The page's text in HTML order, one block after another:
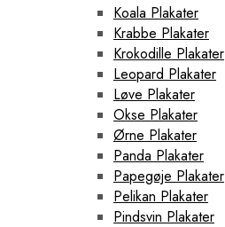
Koala Plakater
Krabbe Plakater
Krokodille Plakater
Leopard Plakater
Løve Plakater
Okse Plakater
Ørne Plakater
Panda Plakater
Papegøje Plakater
Pelikan Plakater
Pindsvin Plakater